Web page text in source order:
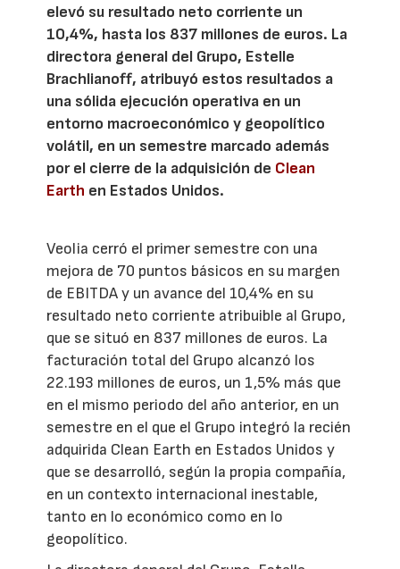
elevó su resultado neto corriente un
10,4%, hasta los 837 millones de euros. La
directora general del Grupo, Estelle
Brachlianoff, atribuyó estos resultados a
una sólida ejecución operativa en un
entorno macroeconómico y geopolítico
volátil, en un semestre marcado además
por el cierre de la adquisición de Clean
Earth en Estados Unidos.
Veolia cerró el primer semestre con una
mejora de 70 puntos básicos en su margen
de EBITDA y un avance del 10,4% en su
resultado neto corriente atribuible al Grupo,
que se situó en 837 millones de euros. La
facturación total del Grupo alcanzó los
22.193 millones de euros, un 1,5% más que
en el mismo periodo del año anterior, en un
semestre en el que el Grupo integró la recién
adquirida Clean Earth en Estados Unidos y
que se desarrolló, según la propia compañía,
en un contexto internacional inestable,
tanto en lo económico como en lo
geopolítico.